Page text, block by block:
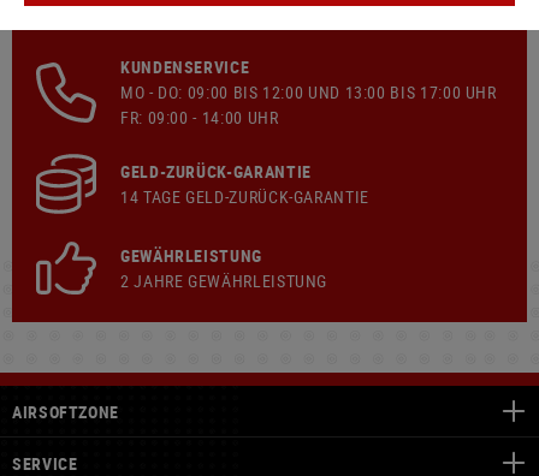
KOSTENLOSERVERSANDAB € 99,90 WARENKORB
KUNDENSERVICE
MO - DO: 09:00 BIS 12:00 UND 13:00 BIS 17:00 UHR
FR: 09:00 - 14:00 UHR
GELD-ZURÜCK-GARANTIE
14 TAGE GELD-ZURÜCK-GARANTIE
GEWÄHRLEISTUNG
2 JAHRE GEWÄHRLEISTUNG
AIRSOFTZONE
SERVICE